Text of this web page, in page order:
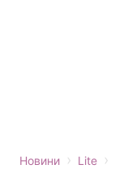
Новини › Lite ›